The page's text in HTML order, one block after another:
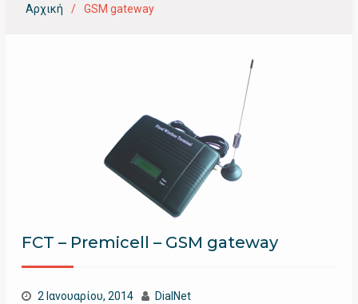
Αρχική GSM gateway
FCT – Premicell – GSM gateway
2 Ιανουαρίου, 2014 DialNet